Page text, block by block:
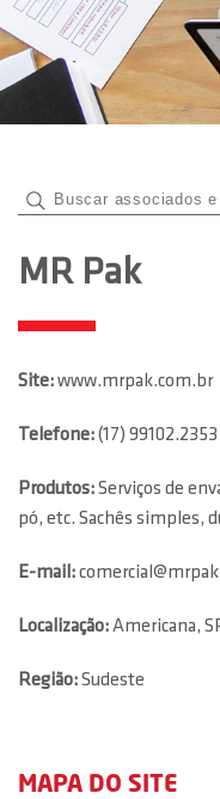
MR Pak
Site:www.mrpak.com.br
Telefone:(17) 99102.2353
Produtos:Serviços de
pó, etc. Sachês simples,
E-mail:
Localização:Americana,
Região:Sudeste
MAPA DO SITE